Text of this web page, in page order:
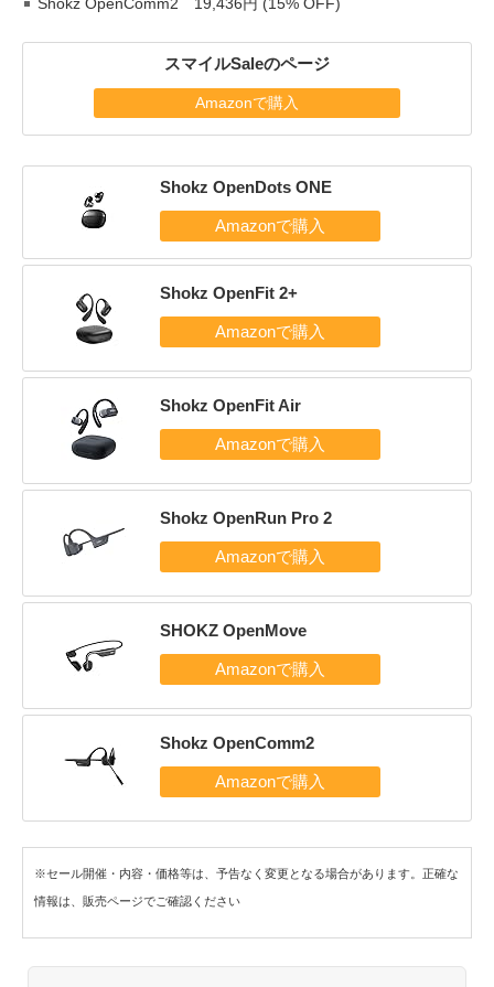
スマイルSaleのページ
Amazonで購入
Shokz OpenDots ONE
Shokz OpenFit 2+
Shokz OpenFit Air
Shokz OpenRun Pro 2
SHOKZ OpenMove
Shokz OpenComm2
※セール開催・内容・価格等は、予告なく変更となる場合があります。正確な
情報は、販売ページでご確認ください